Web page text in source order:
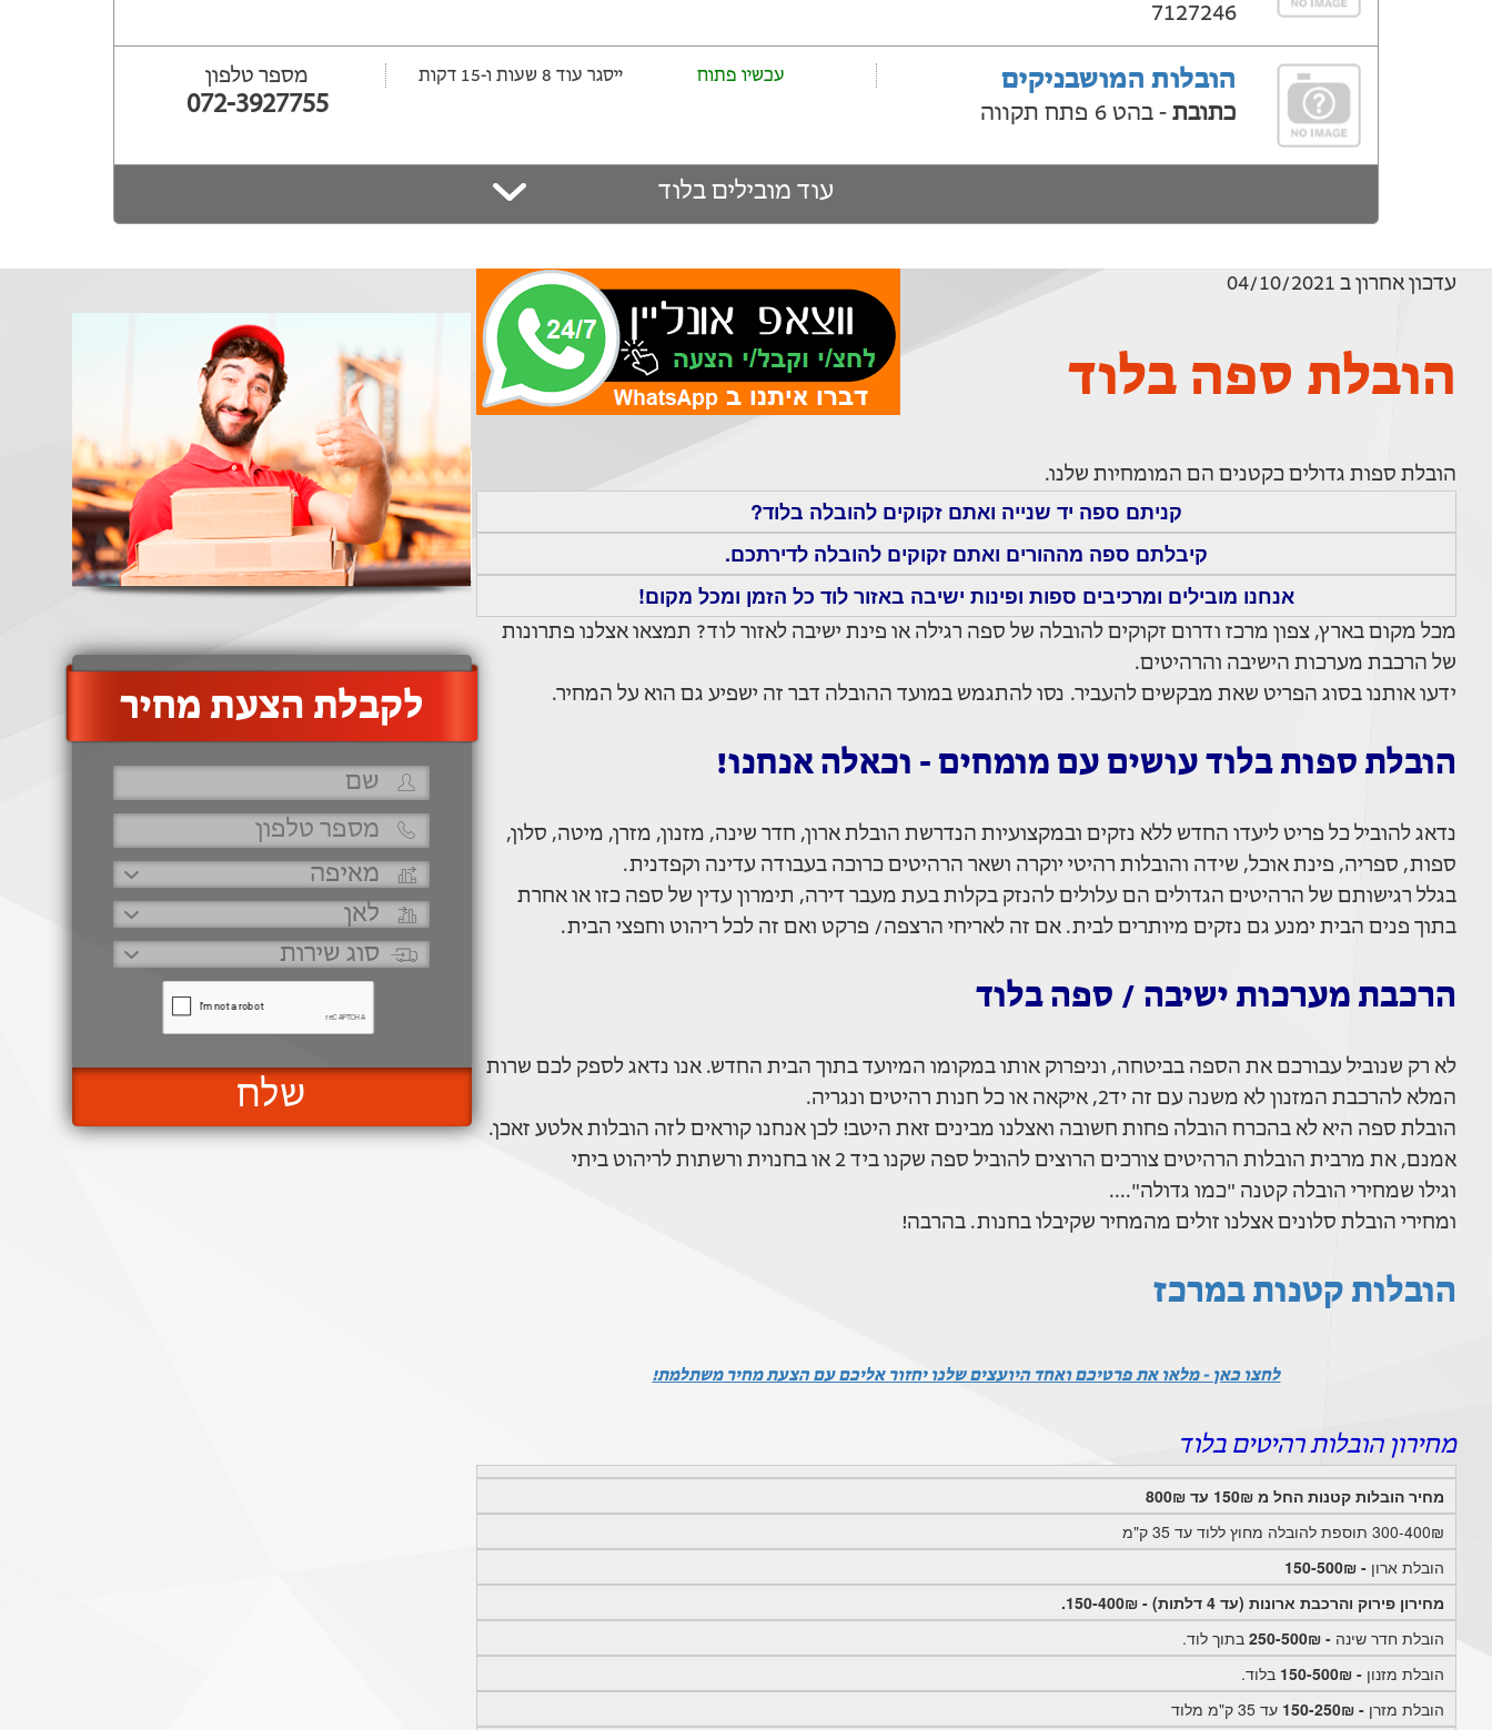
7127246
הובלות המושבניקים
כתובת - בהט 6 פתח תקווה
עכשיו פתוח ייסגר עוד 8 שעות ‫ו-15 דקות מספר טלפון
072-3927755
עוד מובילים בלוד
עדכון אחרון ב 04/10/2021
הובלת ספה בלוד
הובלת ספות גדולים כקטנים הם המומחיות שלנו.
קניתם ספה יד שנייה ואתם זקוקים להובלה בלוד?
קיבלתם ספה מההורים ואתם זקוקים להובלה לדירתכם.
אנחנו מובילים ומרכיבים ספות ופינות ישיבה באזור לוד כל הזמן ומכל מקום!
מכל מקום בארץ, צפון מרכז ודרום זקוקים להובלה של ספה רגילה או פינת ישיבה לאזור לוד? תמצאו אצלנו פתרונות
של הרכבת מערכות הישיבה והרהיטים.
ידעו אותנו בסוג הפריט שאת מבקשים להעביר. נסו להתגמש במועד ההובלה דבר זה ישפיע גם הוא על המחיר.
הובלת ספות בלוד עושים עם מומחים - וכאלה אנחנו!
נדאג להוביל כל פריט ליעדו החדש ללא נזקים ובמקצועיות הנדרשת הובלת ארון, חדר שינה, מזנון, מזרן, מיטה, סלון,
ספות, ספריה, פינת אוכל, שידה והובלות רהיטי יוקרה ושאר הרהיטים כרוכה בעבודה עדינה וקפדנית.
בגלל רגישותם של הרהיטים הגדולים הם עלולים להנזק בקלות בעת מעבר דירה, תימרון עדין של ספה כזו או אחרת
בתוך פנים הבית ימנע גם נזקים מיותרים לבית. אם זה לאריחי הרצפה/ פרקט ואם זה לכל ריהוט וחפצי הבית.
הרכבת מערכות ישיבה / ספה בלוד
לא רק שנוביל עבורכם את הספה בביטחה, וניפרוק אותו במקומו המיועד בתוך הבית החדש. אנו נדאג לספק לכם שרות
המלא להרכבת המזנון לא משנה עם זה יד2, איקאה או כל חנות רהיטים ונגריה.
הובלת ספה היא לא בהכרח הובלה פחות חשובה ואצלנו מבינים זאת היטב! לכן אנחנו קוראים לזה הובלות אלטע זאכן.
אמנם, את מרבית הובלות הרהיטים צורכים הרוצים להוביל ספה שקנו ביד 2 או בחנוית ורשתות לריהוט ביתי
וגילו שמחירי הובלה קטנה "כמו גדולה"....
ומחירי הובלת סלונים אצלנו זולים מהמחיר שקיבלו בחנות. בהרבה!
הובלות קטנות במרכז
לחצו כאן - מלאו את פרטיכם ואחד היועצים שלנו יחזור אליכם עם הצעת מחיר משתלמת!
מחירון הובלות רהיטים בלוד
מחיר הובלות קטנות החל מ 150₪ עד 800₪
300-400₪ תוספת להובלה מחוץ ללוד עד 35 ק"מ
הובלת ארון - 150-500₪
מחירון פירוק והרכבת ארונות (עד 4 דלתות) - 150-400₪.
הובלת חדר שינה - 250-500₪
בתוך לוד.
הובלת מזנון - 150-500₪
בלוד.
הובלת מזרן - 150-250₪
עד 35 ק"מ מלוד
‫לקבלת הצעת מחיר
שלח